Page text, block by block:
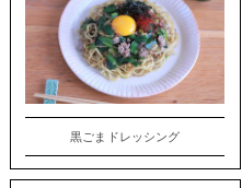
黒ごまドレッシング